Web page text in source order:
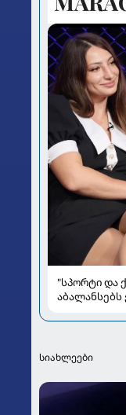
"სპორტი და
აბალანსებს
სიახლეები